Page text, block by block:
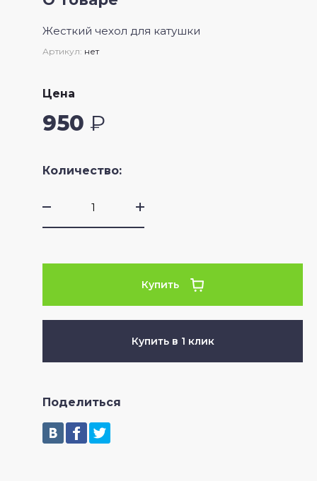
Жесткий чехол для катушки
Артикул: нет
Цена
950 ₽
Количество:
Купить
Купить в 1 клик
Поделиться